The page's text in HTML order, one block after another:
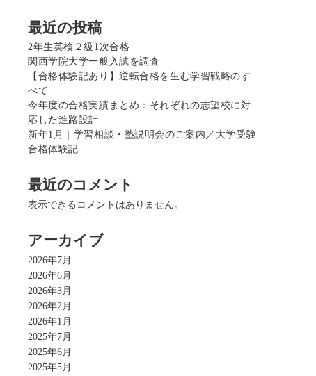
最近の投稿
2年生英検２級1次合格
関西学院大学一般入試を調査
【合格体験記あり】逆転合格を生む学習戦略のす
べて
今年度の合格実績まとめ：それぞれの志望校に対
応した進路設計
新年1月｜学習相談・塾説明会のご案内／大学受験
合格体験記
最近のコメント
表示できるコメントはありません。
アーカイブ
2026年7月
2026年6月
2026年3月
2026年2月
2026年1月
2025年7月
2025年6月
2025年5月